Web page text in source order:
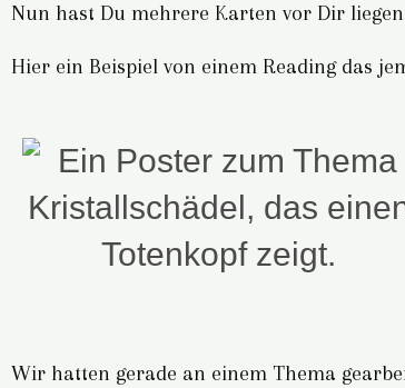
Nun hast Du mehrere Karten vor Dir
Hier ein Beispiel von einem Reading das
Wir hatten gerade an einem Thema